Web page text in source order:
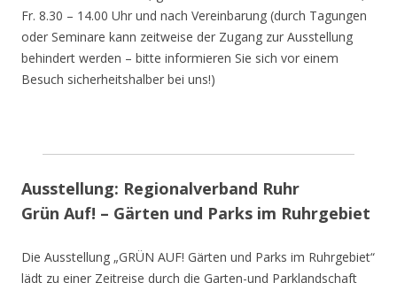
Fr. 8.30 – 14.00 Uhr und nach Vereinbarung (durch Tagungen
oder Seminare kann zeitweise der Zugang zur Ausstellung
behindert werden – bitte informieren Sie sich vor einem
Besuch sicherheitshalber bei uns!)
Ausstellung: Regionalverband Ruhr
Grün Auf! – Gärten und Parks im Ruhrgebiet
Die Ausstellung „GRÜN AUF! Gärten und Parks im Ruhrgebiet“
lädt zu einer Zeitreise durch die Garten-und Parklandschaft